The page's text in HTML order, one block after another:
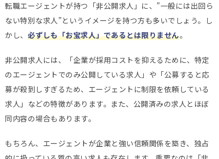
転職エージェントが持つ「非公開求人」に、”一般には出回ら
ない特別な求人”というイメージを持つ方も多いでしょう。し
かし、 必ずしも「お宝求人」であるとは限りません。
非公開求人には、「企業が採用コストを抑えるために、特定
のエージェントでのみ公開している求人」や「公募すると応
募が殺到しすぎるため、エージェントに制限を依頼している
求人」などの特徴があります。また、公開済みの求人とほぼ
同内容の場合もあります。
もちろん、エージェントが企業と強い信頼関係を築き、独占